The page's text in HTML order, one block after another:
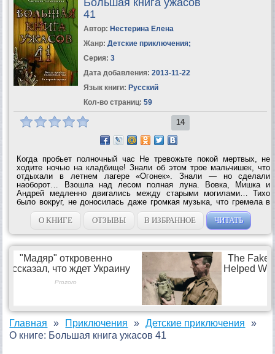
41
Автор: Нестерина Елена
Жанр: Детские приключения;
Серия: 3
Дата добавления: 2013-11-22
Язык книги: Русский
Кол-во страниц: 59
14
Когда пробьет полночный час Не тревожьте покой мертвых, не
ходите ночью на кладбище! Знали об этом трое мальчишек, что
отдыхали в летнем лагере «Огонек». Знали — но сделали
наоборот… Взошла над лесом полная луна. Вовка, Мишка и
Андрей медленно двигались между старыми могилами… Тихо
было вокруг, не доносилась даже громкая музыка, что гремела в
лагере на дискотеке. И вдруг… Зашаталась и упала ветхая
оградка, открылась одна могила,...
О КНИГЕ ОТЗЫВЫ В ИЗБРАННОЕ ЧИТАТЬ
Главная Приключения
Детские приключения
О книге: Большая книга ужасов 41